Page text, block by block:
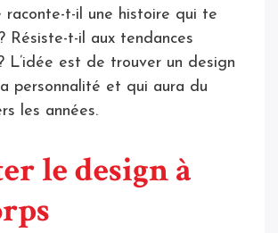
raconte-t-il une histoire qui te
Résiste-t-il aux tendances
L’idée est de trouver un design
personnalité et qui aura du
les années.
le design à